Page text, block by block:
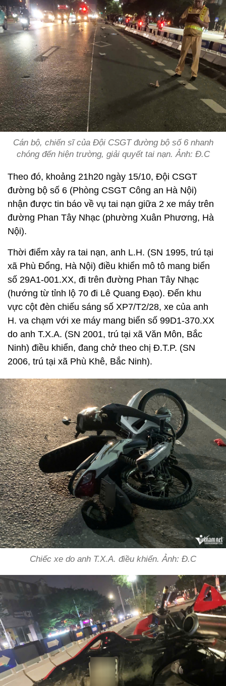
Cán bộ, chiến sĩ của Đội CSGT đường bộ số 6 nhanh
chóng đến hiện trường, giải quyết tai nạn. Ảnh: Đ.C
Theo đó, khoảng 21h20 ngày 15/10, Đội CSGT
đường bộ số 6 (Phòng CSGT Công an Hà Nội)
nhận được tin báo về vụ tai nạn giữa 2 xe máy trên
đường Phan Tây Nhạc (phường Xuân Phương, Hà
Nội).
Thời điểm xảy ra tai nạn, anh L.H. (SN 1995, trú tại
xã Phù Đổng, Hà Nội) điều khiển mô tô mang biển
số 29A1-001.XX, đi trên đường Phan Tây Nhạc
(hướng từ tỉnh lộ 70 đi Lê Quang Đạo). Đến khu
vực cột đèn chiếu sáng số XP7/T2/28, xe của anh
H. va chạm với xe máy mang biển số 99D1-370.XX
do anh T.X.A. (SN 2001, trú tại xã Văn Môn, Bắc
Ninh) điều khiển, đang chở theo chị Đ.T.P. (SN
2006, trú tại xã Phù Khê, Bắc Ninh).
Chiếc xe do anh T.X.A. điều khiển. Ảnh: Đ.C